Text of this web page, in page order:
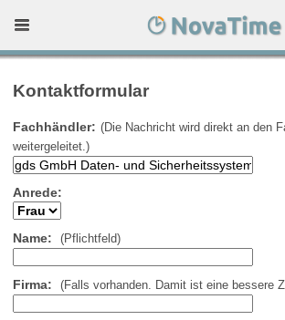
Kontaktformular
Fachhändler: (Die Nachricht wird direkt an den
weitergeleitet.)
Anrede:
Name: (Pflichtfeld)
Firma: (Falls vorhanden. Damit ist eine bessere